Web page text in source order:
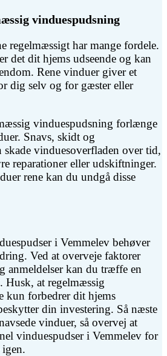
vinduespudsning
regelmæssigt har mange fordele.
det dit hjems udseende og kan
Rene vinduer giver et
dig selv og for gæster eller
vinduespudsning forlænge
Snavs, skidt og
vinduesoverfladen over tid,
reparationer eller udskiftninger.
rene kan du undgå disse
i Vemmelev behøver
Ved at overveje faktorer
anmeldelser kan du træffe en
Husk, at regelmæssig
kun forbedrer dit hjems
din investering. Så næste
vinduer, så overvej at
vinduespudser i Vemmelev for